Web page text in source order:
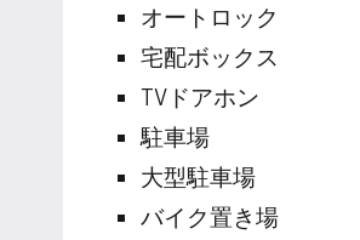
オートロック
宅配ボックス
TVドアホン
駐車場
大型駐車場
バイク置き場